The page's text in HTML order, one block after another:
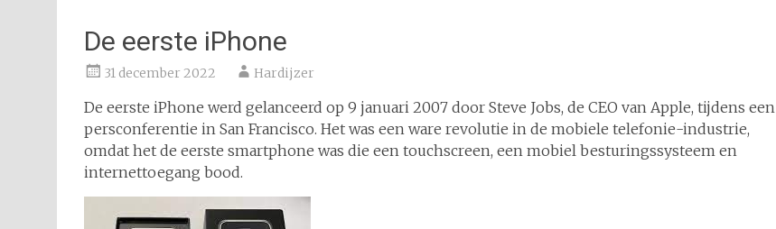
De eerste iPhone
31 december 2022 Hardijzer
De eerste iPhone werd gelanceerd op 9 januari 2007 door Steve Jobs, de CEO van Apple, tijdens een
persconferentie in San Francisco. Het was een ware revolutie in de mobiele telefonie-industrie,
omdat het de eerste smartphone was die een touchscreen, een mobiel besturingssysteem en
internettoegang bood.